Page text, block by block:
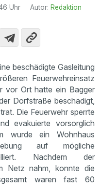
Uhr Autor: Redaktion
beschädigte Gasleitung
Feuerwehreinsatz
vor Ort hatte ein Bagger
Dorfstraße beschädigt,
Die Feuerwehr sperrte
evakuierte vorsorglich
wurde ein Wohnhaus
auf mögliche
Nachdem der
Netz nahm, konnte die
waren fast 60